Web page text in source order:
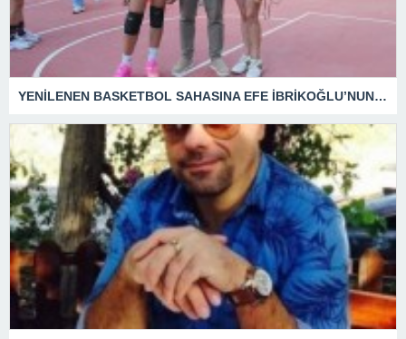
YENİLENEN BASKETBOL SAHASINA EFE İBRİKOĞLU’NUN ADI VERİLDİ